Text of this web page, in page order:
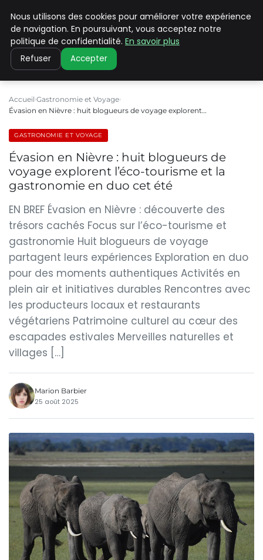
PILAT PATRIMOINES
Accueil Gastronomie et Voyage
Évasion en Nièvre : huit blogueurs de voyage explorent…
GASTRONOMIE ET VOYAGE
Évasion en Nièvre : huit blogueurs de
voyage explorent l’éco-tourisme et la
gastronomie en duo cet été
EN BREF Évasion en Nièvre : découverte des
trésors cachés Focus sur l’éco-tourisme et
gastronomie Huit blogueurs de voyage
partagent leurs expériences Exploration en duo
pour des moments authentiques Activités en
plein air et initiatives durables Rencontres avec
les producteurs locaux et restaurants
végétariens Patrimoine culturel au cœur des
escapades estivales Merveilles naturelles et
villages […]
Marion Barbier
25 août 2025
Nous utilisons des cookies pour améliorer votre expérience
de navigation. En poursuivant, vous acceptez notre
politique de confidentialité. En savoir plus
Refuser Accepter